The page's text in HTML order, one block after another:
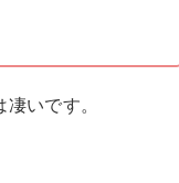
いです。